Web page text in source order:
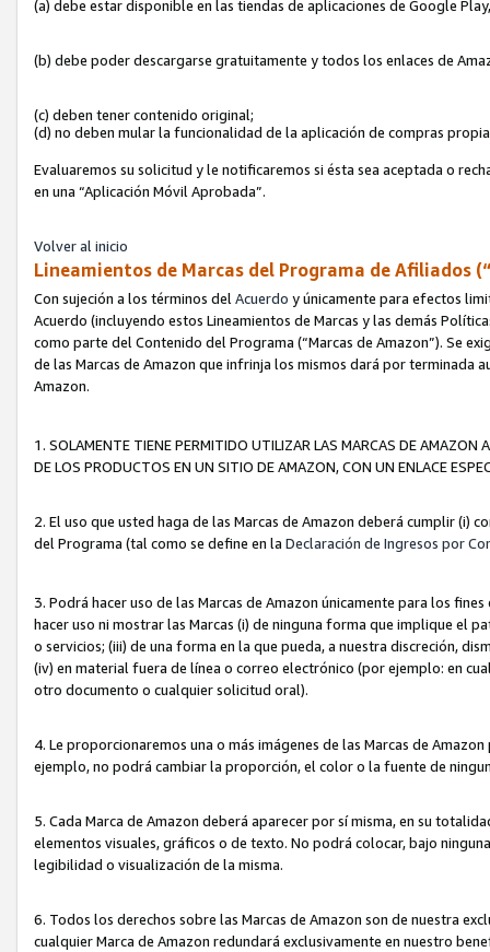
(a) debe estar disponible en las tiendas de aplicaciones de Google
(b) debe poder descargarse gratuitamente y todos los enlaces de
(c) deben tener contenido original;
(d) no deben mular la funcionalidad de la aplicación de compras
Evaluaremos su solicitud y le notificaremos si ésta sea aceptada o
en una “Aplicación Móvil Aprobada”.
Volver al inicio
Lineamientos de Marcas del Programa de Afiliados
Con sujeción a los términos del Acuerdo y únicamente para efectos
Acuerdo (incluyendo estos Lineamientos de Marcas y las demás
como parte del Contenido del Programa (“Marcas de Amazon”). Se
de las Marcas de Amazon que infrinja los mismos dará por terminada
Amazon.
1. SOLAMENTE TIENE PERMITIDO UTILIZAR LAS MARCAS DE
DE LOS PRODUCTOS EN UN SITIO DE AMAZON, CON UN ENLACE
2. El uso que usted haga de las Marcas de Amazon deberá cumplir (i)
del Programa (tal como se define en la Declaración de Ingresos por
3. Podrá hacer uso de las Marcas de Amazon únicamente para los
hacer uso ni mostrar las Marcas (i) de ninguna forma que implique el
o servicios; (iii) de una forma en la que pueda, a nuestra discreción,
(iv) en material fuera de línea o correo electrónico (por ejemplo: en
otro documento o cualquier solicitud oral).
4. Le proporcionaremos una o más imágenes de las Marcas de
ejemplo, no podrá cambiar la proporción, el color o la fuente de
5. Cada Marca de Amazon deberá aparecer por sí misma, en su
elementos visuales, gráficos o de texto. No podrá colocar, bajo
legibilidad o visualización de la misma.
6. Todos los derechos sobre las Marcas de Amazon son de nuestra
cualquier Marca de Amazon redundará exclusivamente en nuestro